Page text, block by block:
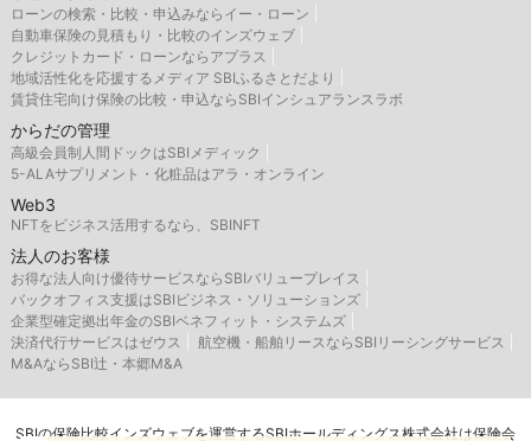
ローンの検索・比較・申込みならイー・ローン
自動車保険の見積もり・比較のインズウェブ
クレジットカード・ローンならアプラス
地域活性化を応援するメディア SBIふるさとだより
賃貸住宅向け保険の比較・申込ならSBIインシュアランスラボ
からだの管理
高級会員制人間ドックはSBIメディック
5-ALAサプリメント・化粧品はアラ・オンライン
Web3
NFTをビジネス活用するなら、SBINFT
法人のお客様
お得な法人向け優待サービスならSBIバリュープレイス
バックオフィス支援はSBIビジネス・ソリューションズ
企業型確定拠出年金のSBIベネフィット・システムズ
決済代行サービスはゼウス
航空機・船舶リースならSBIリーシングサービス
M&AならSBI辻・本郷M&A
SBIの保険比較インズウェブを運営するSBIホールディングス株式会社は保険会